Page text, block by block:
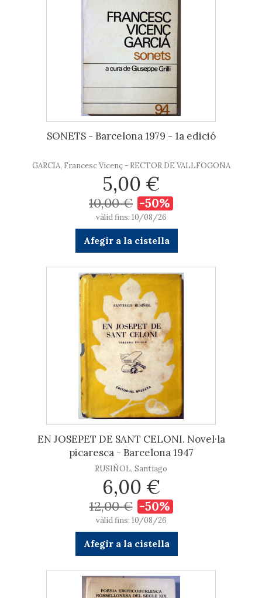
SONETS - Barcelona 1979 - 1a edició
GARCIA, Francesc Vicenç - RECTOR DE VALLFOGONA
5,00 €
10,00 € -50%
vàlid fins: 10/08/26
Afegir a la cistella
EN JOSEPET DE SANT CELONI. Novel·la
picaresca - Barcelona 1947
RUSIÑOL, Santiago
6,00 €
12,00 € -50%
vàlid fins: 10/08/26
Afegir a la cistella